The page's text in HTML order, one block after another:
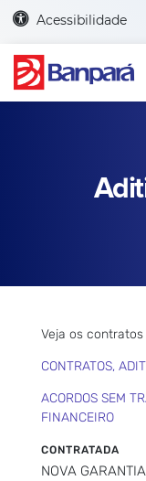
Acessibilidade
Veja os
CONTRATOS,
ACORDOS SEM
FINANCEIRO
CONTRATADA
NOVA